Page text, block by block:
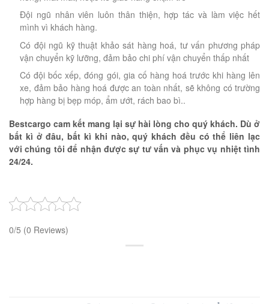
Đội ngũ nhân viên luôn thân thiện, hợp tác và làm việc hết
mình vì khách hàng.
Có đội ngũ kỹ thuật khảo sát hàng hoá, tư vấn phương pháp
vận chuyển kỹ lưỡng, đảm bảo chi phí vận chuyển thấp nhất
Có đội bốc xếp, đóng gói, gia cố hàng hoá trước khi hàng lên
xe, đảm bảo hàng hoá được an toàn nhất, sẽ không có trường
hợp hàng bị bẹp móp, ẩm ướt, rách bao bì..
Bestcargo cam kết mang lại sự hài lòng cho quý khách. Dù ở
bất kì ở đâu, bất kì khi nào, quý khách đều có thể liên lạc
với chúng tôi để nhận được sự tư vấn và phục vụ nhiệt tình
24/24.
0/5 (0 Reviews)